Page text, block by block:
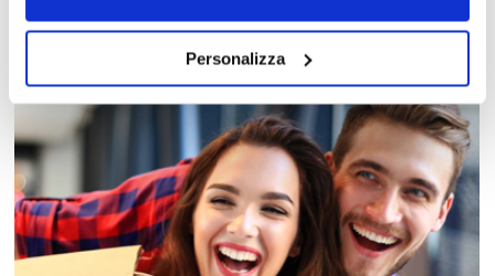
Personalizza